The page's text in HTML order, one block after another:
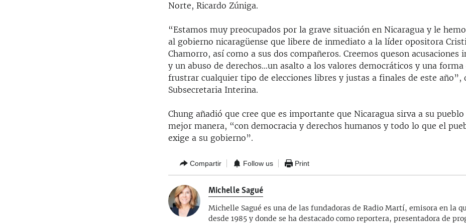
Norte, Ricardo Zúniga.
“Estamos muy preocupados por la grave situación en Nicaragua y le
al gobierno nicaragüense que libere de inmediato a la líder opositora
Chamorro, así como a sus dos compañeros. Creemos queson acusaciones
y un abuso de derechos…un asalto a los valores democráticos y una forma
frustrar cualquier tipo de elecciones libres y justas a finales de este año”,
Subsecretaria Interina.
Chung añadió que cree que es importante que Nicaragua sirva a su pueblo
mejor manera, “con democracia y derechos humanos y todo lo que el
exige a su gobierno”.
Compartir Follow us Print
Michelle Sagué
Michelle Sagué es una de las fundadoras de Radio Martí, emisora en la
desde 1985 y donde se ha destacado como reportera, presentadora de